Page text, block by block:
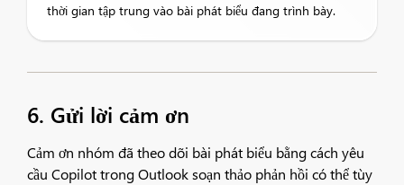
thời gian tập trung vào bài phát biểu đang trình bày.
6. Gửi lời cảm ơn
Cảm ơn nhóm đã theo dõi bài phát biểu bằng cách yêu
cầu Copilot trong Outlook soạn thảo phản hồi có thể tùy